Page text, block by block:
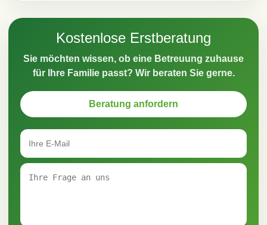
Kostenlose Erstberatung
Sie möchten wissen, ob eine Betreuung zuhause
für Ihre Familie passt? Wir beraten Sie gerne.
Beratung anfordern